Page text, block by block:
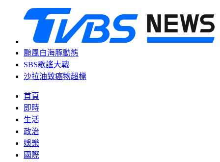
颱風白海豚動態
SBS歌謠大戰
沙拉油致癌物超標
首頁
即時
生活
政治
娛樂
國際